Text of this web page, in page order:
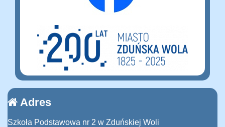
Adres
Szkoła Podstawowa nr 2 w Zduńskiej Woli